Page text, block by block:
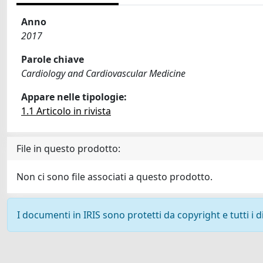
Anno
2017
Parole chiave
Cardiology and Cardiovascular Medicine
Appare nelle tipologie:
1.1 Articolo in rivista
File in questo prodotto:
Non ci sono file associati a questo prodotto.
I documenti in IRIS sono protetti da copyright e tutti i